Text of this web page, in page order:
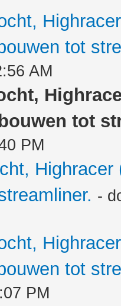
tot
AM
tot
PM
-
tot
PM